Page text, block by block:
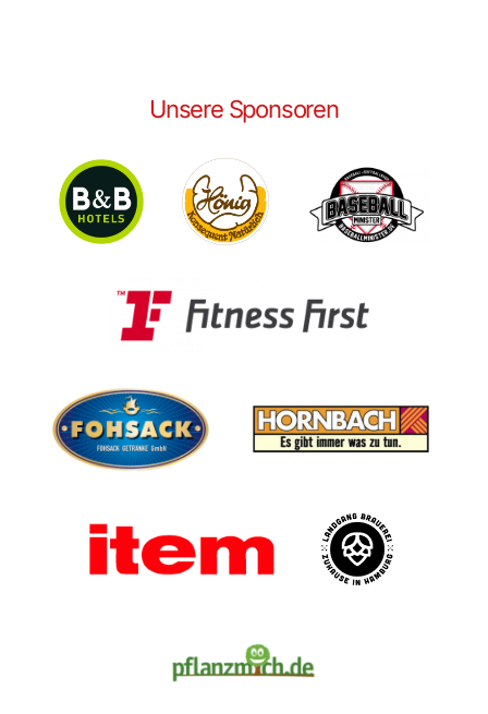
Unsere Sponsoren